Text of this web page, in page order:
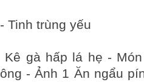
- Tinh trùng yếu
Kê gà hấp lá hẹ -
ông - Ảnh 1 Ăn ngẩu